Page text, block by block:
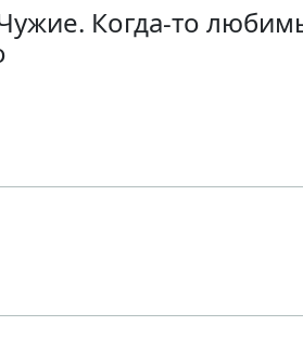
Когда-то